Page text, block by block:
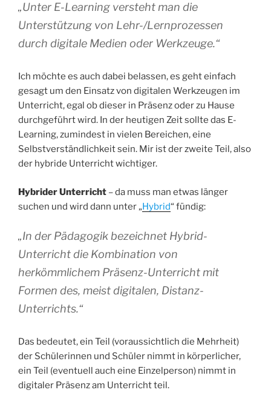
„Unter E-Learning versteht man die
Unterstützung von Lehr-/Lernprozessen
durch digitale Medien oder Werkzeuge.“
Ich möchte es auch dabei belassen, es geht einfach
gesagt um den Einsatz von digitalen Werkzeugen im
Unterricht, egal ob dieser in Präsenz oder zu Hause
durchgeführt wird. In der heutigen Zeit sollte das E-
Learning, zumindest in vielen Bereichen, eine
Selbstverständlichkeit sein. Mir ist der zweite Teil, also
der hybride Unterricht wichtiger.
Hybrider Unterricht – da muss man etwas länger
suchen und wird dann unter „Hybrid“ fündig:
„In der Pädagogik bezeichnet Hybrid-
Unterricht die Kombination von
herkömmlichem Präsenz-Unterricht mit
Formen des, meist digitalen, Distanz-
Unterrichts.“
Das bedeutet, ein Teil (voraussichtlich die Mehrheit)
der Schülerinnen und Schüler nimmt in körperlicher,
ein Teil (eventuell auch eine Einzelperson) nimmt in
digitaler Präsenz am Unterricht teil.